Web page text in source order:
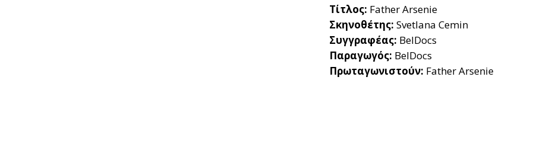
Τίτλος: Father Arsenie
Σκηνοθέτης: Svetlana Cemin
Συγγραφέας: BelDocs
Παραγωγός: BelDocs
Πρωταγωνιστούν: Father Arsenie